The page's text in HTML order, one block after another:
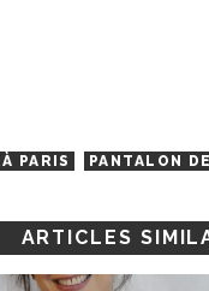
PARIS PANTALON
ARTICLES